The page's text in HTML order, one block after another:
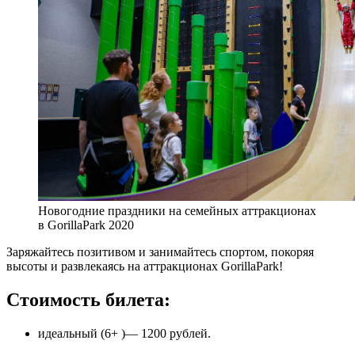
Новогодние праздники на семейных аттракционах
в GorillaPark 2020
Заряжайтесь позитивом и занимайтесь спортом, покоряя
высоты и развлекаясь на аттракционах GorillaPark!
Стоимость билета:
идеальный (6+ )— 1200 рублей.